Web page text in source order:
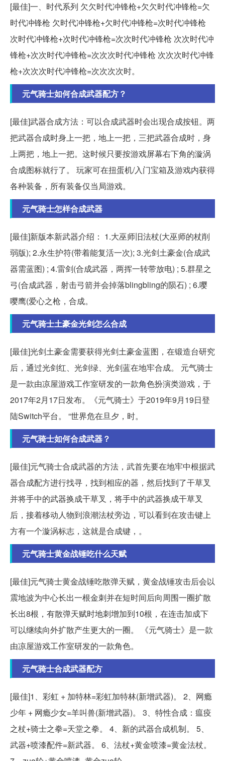
[最佳]一、时代系列 欠欠时代冲锋枪+欠欠时代冲锋枪=欠
时代冲锋枪 欠时代冲锋枪+欠时代冲锋枪=次时代冲锋枪
次时代冲锋枪+次时代冲锋枪=次次时代冲锋枪 次次时代冲
锋枪+次次时代冲锋枪=次次次时代冲锋枪 次次次时代冲锋
枪+次次次时代冲锋枪=次次次次时。
元气骑士如何合成武器配方？
[最佳]武器合成方法：可以合成武器时会出现合成按钮。两
把武器合成时身上一把，地上一把，三把武器合成时，身
上两把，地上一把。这时候只要按游戏屏幕右下角的漩涡
合成图标就行了。 玩家可在扭蛋机/入门宝箱及游戏内获得
各种装备，所有装备仅当局游戏。
元气骑士怎样合成武器
[最佳]新版本新武器介绍： 1.大巫师旧法杖(大巫师的杖削
弱版); 2.永生护符(带着能复活一次); 3.光剑土豪金(合成武
器需蓝图) ; 4.雷剑(合成武器，两挥一转带放电) ; 5.群星之
弓(合成武器，射击弓箭并会掉落blingbling的陨石) ; 6.嘤
嘤鹰(爱心之枪，合成。
元气骑士土豪金光剑怎么合成
[最佳]光剑土豪金需要获得光剑土豪金蓝图，在锻造台研究
后，通过光剑红、光剑绿、光剑蓝在地牢合成。 元气骑士
是一款由凉屋游戏工作室研发的一款角色扮演类游戏，于
2017年2月17日发布。《元气骑士》于2019年9月19日登
陆Switch平台。 “世界危在旦夕，时。
元气骑士如何合成武器？
[最佳]元气骑士合成武器的方法，武首先要在地牢中根据武
器合成配方进行找寻，找到相应的器，然后找到了干草叉
并将手中的武器换成干草叉，将手中的武器换成干草叉
后，接着移动人物到浪潮法杖旁边，可以看到在攻击键上
方有一个漩涡标志，这就是合成键，。
元气骑士黄金战锤吃什么天赋
[最佳]元气骑士黄金战锤吃散弹天赋，黄金战锤攻击后会以
震地波为中心长出一根金刺并在短时间后向周围一圈扩散
长出8根，有散弹天赋时地刺增加到10根，在连击加成下
可以继续向外扩散产生更大的一圈。 《元气骑士》是一款
由凉屋游戏工作室研发的一款角色。
元气骑士合成武器配方
[最佳]1、彩虹 + 加特林=彩虹加特林(新增武器)。 2、网瘾
少年 + 网瘾少女=羊叫兽(新增武器)。 3、特性合成：瘟疫
之杖+骑士之拳=天堂之拳。 4、新的武器合成机制。 5、
武器+喷漆配件=新武器。 6、法杖+黄金喷漆=黄金法杖。